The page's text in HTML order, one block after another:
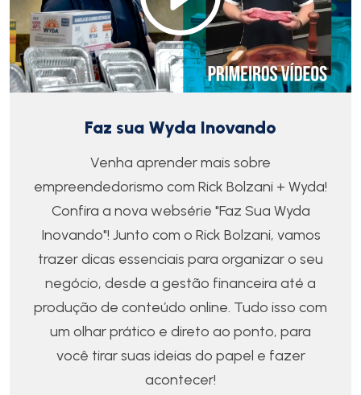
Faz sua Wyda Inovando
Venha aprender mais sobre
empreendedorismo com Rick Bolzani + Wyda!
Confira a nova websérie "Faz Sua Wyda
Inovando"! Junto com o Rick Bolzani, vamos
trazer dicas essenciais para organizar o seu
negócio, desde a gestão financeira até a
produção de conteúdo online. Tudo isso com
um olhar prático e direto ao ponto, para
você tirar suas ideias do papel e fazer
acontecer!